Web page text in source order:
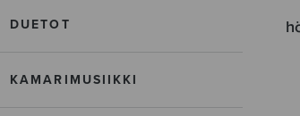
DUETOT
KAMARIMUSIIKKI